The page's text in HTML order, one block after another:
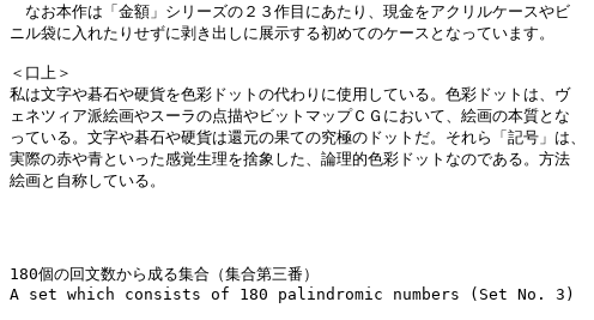
なお本作は「金額」シリーズの２３作目にあたり、現金をアクリルケースやビ
ニル袋に入れたりせずに剥き出しに展示する初めてのケースとなっています。
＜口上＞
私は文字や碁石や硬貨を色彩ドットの代わりに使用している。色彩ドットは、ヴ
ェネツィア派絵画やスーラの点描やビットマップＣＧにおいて、絵画の本質とな
っている。文字や碁石や硬貨は還元の果ての究極のドットだ。それら「記号」は、
実際の赤や青といった感覚生理を捨象した、論理的色彩ドットなのである。方法
絵画と自称している。
180個の回文数から成る集合（集合第三番）
A set which consists of 180 palindromic numbers (Set No. 3)